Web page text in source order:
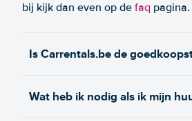
bij kijk dan even op de faq
Is Carrentals.be de
Wat heb ik nodig als ik mijn